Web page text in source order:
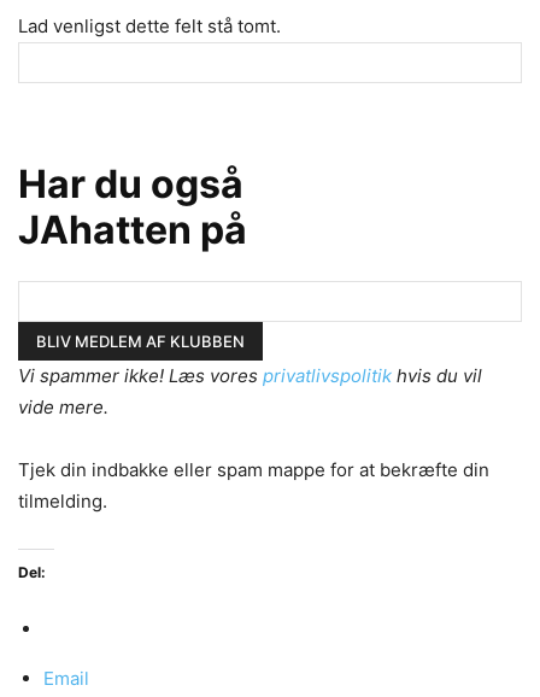
Lad venligst dette felt stå tomt.
Har du også
JAhatten på
Vi spammer ikke! Læs vores privatlivspolitik hvis du vil
vide mere.
Tjek din indbakke eller spam mappe for at bekræfte din
tilmelding.
Del:
Email